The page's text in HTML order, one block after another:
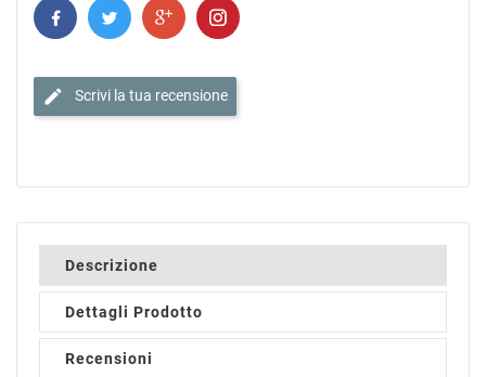
edit Scrivi la tua recensione
Descrizione
Dettagli Prodotto
Recensioni